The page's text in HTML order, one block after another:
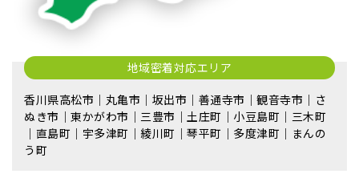
地域密着対応エリア
香川県高松市｜丸亀市｜坂出市｜善通寺市｜観音寺市｜さ
ぬき市｜東かがわ市｜三豊市｜土庄町｜小豆島町｜三木町
｜直島町｜宇多津町｜綾川町｜琴平町｜多度津町｜まんの
う町